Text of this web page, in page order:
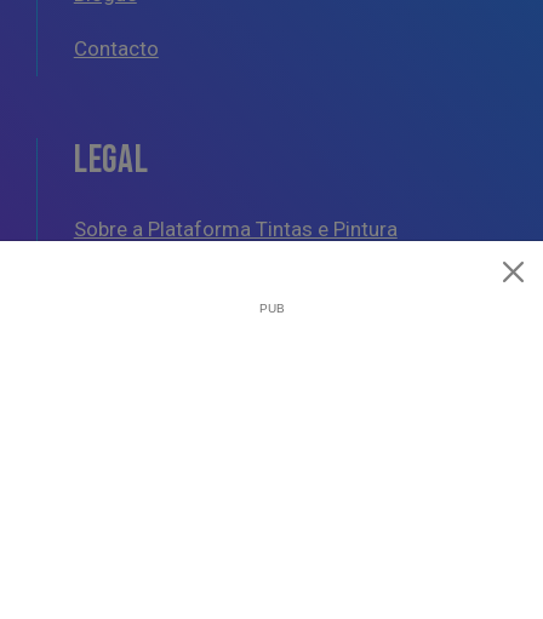
Contacto
LEGAL
Sobre a Plataforma Tintas e Pintura